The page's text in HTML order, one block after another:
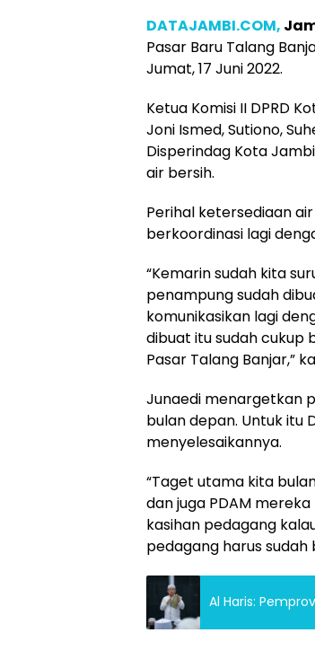
DATAJAMBI.COM,
Pasar Baru Talang
Jumat, 17 Juni 2022.
Ketua Komisi II DPRD
Joni Ismed, Sutiono,
Disperindag Kota
air bersih.
Perihal ketersediaan
berkoordinasi lagi
“Kemarin sudah kita
penampung sudah
komunikasikan lagi
dibuat itu sudah cukup
Pasar Talang Banjar,”
Junaedi menargetkan
bulan depan. Untuk itu
menyelesaikannya.
“Taget utama kita
dan juga PDAM
kasihan pedagang
pedagang harus sudah
Al Haris: